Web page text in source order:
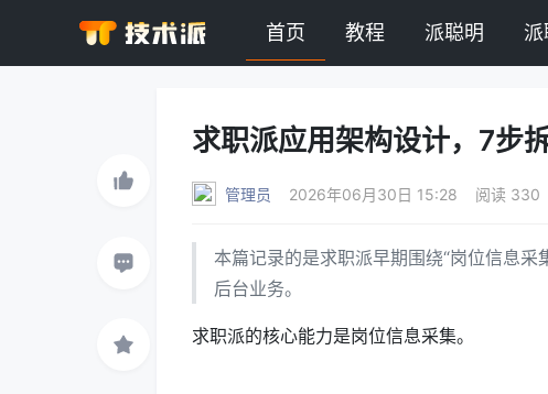
首页 教程 派聪明 派
求职派应用架构设计，7步
管理员 2026年06月30日 15:28 阅读 330
本篇记录的是求职派早期围绕“岗位信息
后台业务。
求职派的核心能力是岗位信息采集。